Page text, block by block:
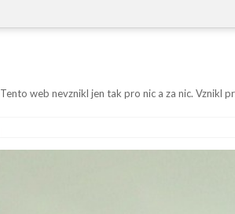
Tento web nevznikl jen tak pro nic a za nic. Vznikl